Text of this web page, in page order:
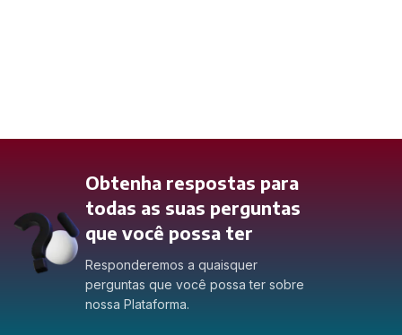
Obtenha respostas para
todas as suas perguntas
que você possa ter
Responderemos a quaisquer
perguntas que você possa ter sobre
nossa Plataforma.